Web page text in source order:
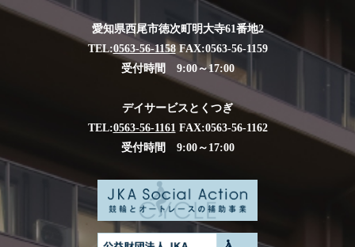
愛知県西尾市徳次町明大寺61番地2
TEL:0563-56-1158FAX:0563-56-1159
受付時間 9:00～17:00
デイサービスとくつぎ
TEL:0563-56-1161 FAX:0563-56-1162
受付時間 9:00～17:00